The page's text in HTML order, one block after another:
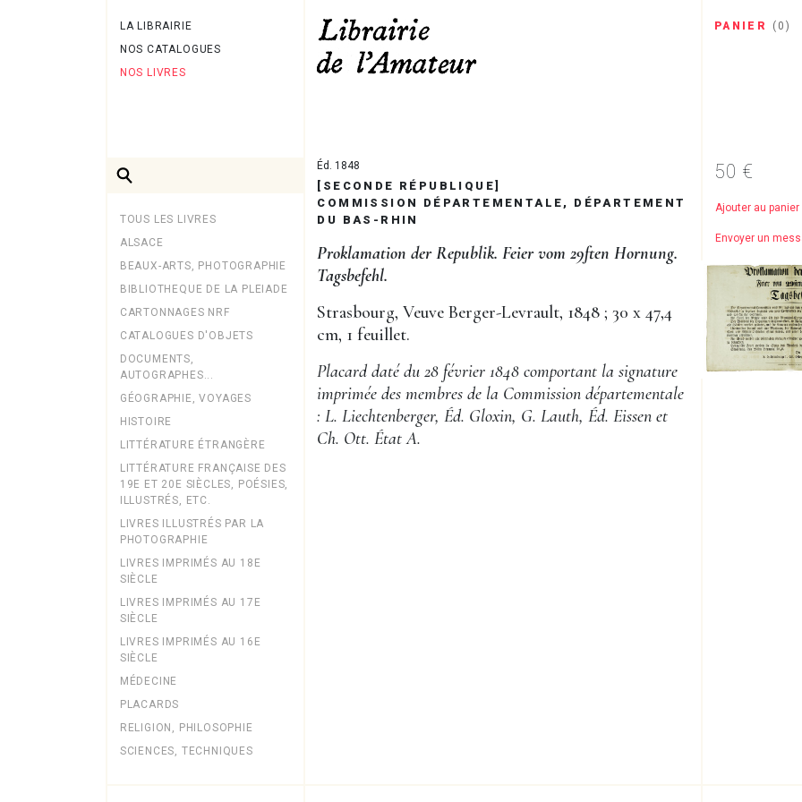
LA LIBRAIRIE
NOS CATALOGUES
NOS LIVRES
TOUS LES LIVRES
ALSACE
BEAUX-ARTS, PHOTOGRAPHIE
BIBLIOTHEQUE DE LA PLEIADE
CARTONNAGES NRF
CATALOGUES D'OBJETS
DOCUMENTS,
AUTOGRAPHES...
GÉOGRAPHIE, VOYAGES
HISTOIRE
LITTÉRATURE ÉTRANGÈRE
LITTÉRATURE FRANÇAISE DES
19E ET 20E SIÈCLES, POÉSIES,
ILLUSTRÉS, ETC.
LIVRES ILLUSTRÉS PAR LA
PHOTOGRAPHIE
LIVRES IMPRIMÉS AU 18E
SIÈCLE
LIVRES IMPRIMÉS AU 17E
SIÈCLE
LIVRES IMPRIMÉS AU 16E
SIÈCLE
MÉDECINE
PLACARDS
RELIGION, PHILOSOPHIE
SCIENCES, TECHNIQUES
PANIER ( 0)
Éd. 1848
[SECONDE RÉPUBLIQUE]
COMMISSION DÉPARTEMENTALE, DÉPARTEMENT
DU BAS-RHIN
Proklamation der Republik. Feier vom 29ften Hornung.
Tagsbefehl.
Strasbourg, Veuve Berger-Levrault, 1848 ; 30 x 47,4
cm, 1 feuillet.
Placard daté du 28 février 1848 comportant la signature
imprimée des membres de la Commission départementale
: L. Liechtenberger, Éd. Gloxin, G. Lauth, Éd. Eissen et
Ch. Ott. État A.
50 €
Ajouter au panier
Envoyer un